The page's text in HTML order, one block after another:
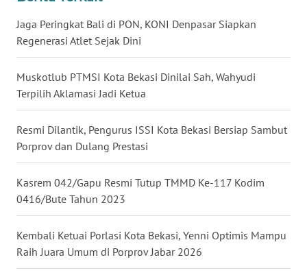
Jaga Peringkat Bali di PON, KONI Denpasar Siapkan
Regenerasi Atlet Sejak Dini
Muskotlub PTMSI Kota Bekasi Dinilai Sah, Wahyudi
Terpilih Aklamasi Jadi Ketua
Resmi Dilantik, Pengurus ISSI Kota Bekasi Bersiap Sambut
Porprov dan Dulang Prestasi
Kasrem 042/Gapu Resmi Tutup TMMD Ke-117 Kodim
0416/Bute Tahun 2023
Kembali Ketuai Porlasi Kota Bekasi, Yenni Optimis Mampu
Raih Juara Umum di Porprov Jabar 2026
JATIM
WN
BALI
WN
KALBAR
WN
KALTENG
WN
KALTARA